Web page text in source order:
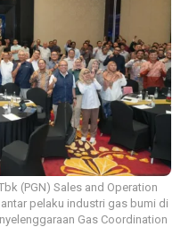
(PGN) Sales and Operation
pelaku industri gas bumi di
Gas Coordination